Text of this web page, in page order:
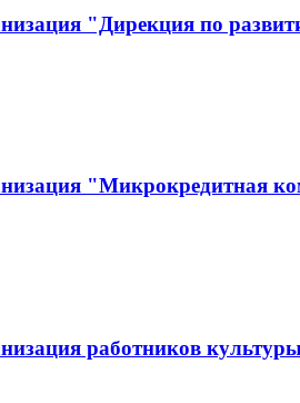
"Дирекция по
"Микрокредитная
работников